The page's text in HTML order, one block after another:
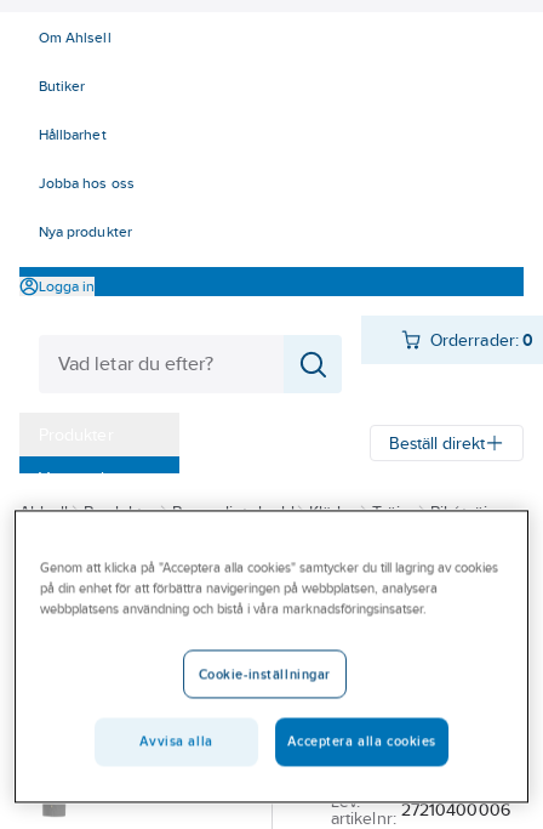
Om Ahlsell
Butiker
Hållbarhet
Jobba hos oss
Nya produkter
Logga in
Orderrader:0
Varumärken
Outlet
Branscher
Beställ direkt
Ahlsell Produkter Personligt skydd Kläder Tröjor Pikétröjor
SNICKERS WORKWEAR
Pikétröja
PIKÉTRÖJA
SNICKERS 2721 AW
SVART STL L
Lev.
artikelnr: 27210400006
Genom att klicka på "Acceptera alla cookies" samtycker du till lagring av cookies
på din enhet för att förbättra navigeringen på webbplatsen, analysera
webbplatsens användning och bistå i våra marknadsföringsinsatser.
Cookie-inställningar
Avvisa alla Acceptera alla cookies